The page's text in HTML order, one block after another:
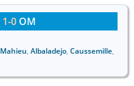
1-0 OM
Mahieu, Albaladejo, Caussemille,